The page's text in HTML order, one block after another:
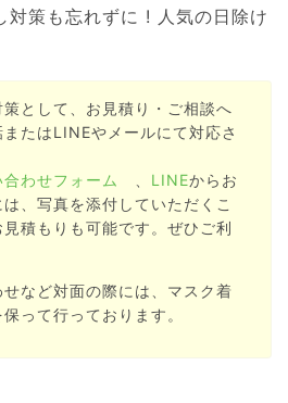
策も忘れずに ! 人気の日除け
として、お見積り・ご相談へ
たはLINEやメールにて対応さ
わせフォーム
LINEからお
、写真を添付していただくこ
積もりも可能です。ぜひご利
など対面の際には、マスク着
って行っております。